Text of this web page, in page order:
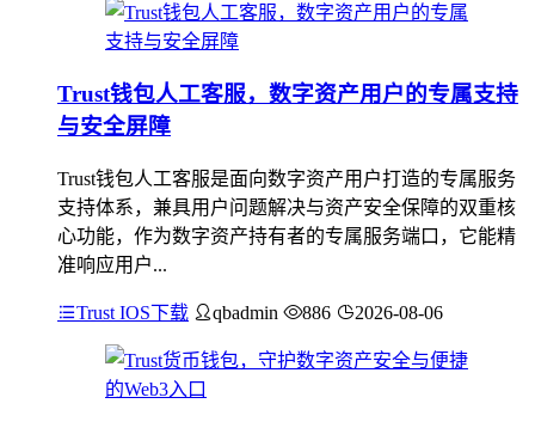
Trust钱包人工客服，数字资产用户的专属支持
与安全屏障
Trust钱包人工客服是面向数字资产用户打造的专属服务
支持体系，兼具用户问题解决与资产安全保障的双重核
心功能，作为数字资产持有者的专属服务端口，它能精
准响应用户...
Trust IOS下载 qbadmin 886 2026-08-06